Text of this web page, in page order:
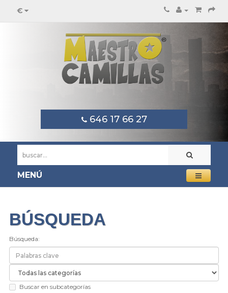
€
646 17 66 27
MENÚ
BÚSQUEDA
Búsqueda:
Buscar en subcategorías